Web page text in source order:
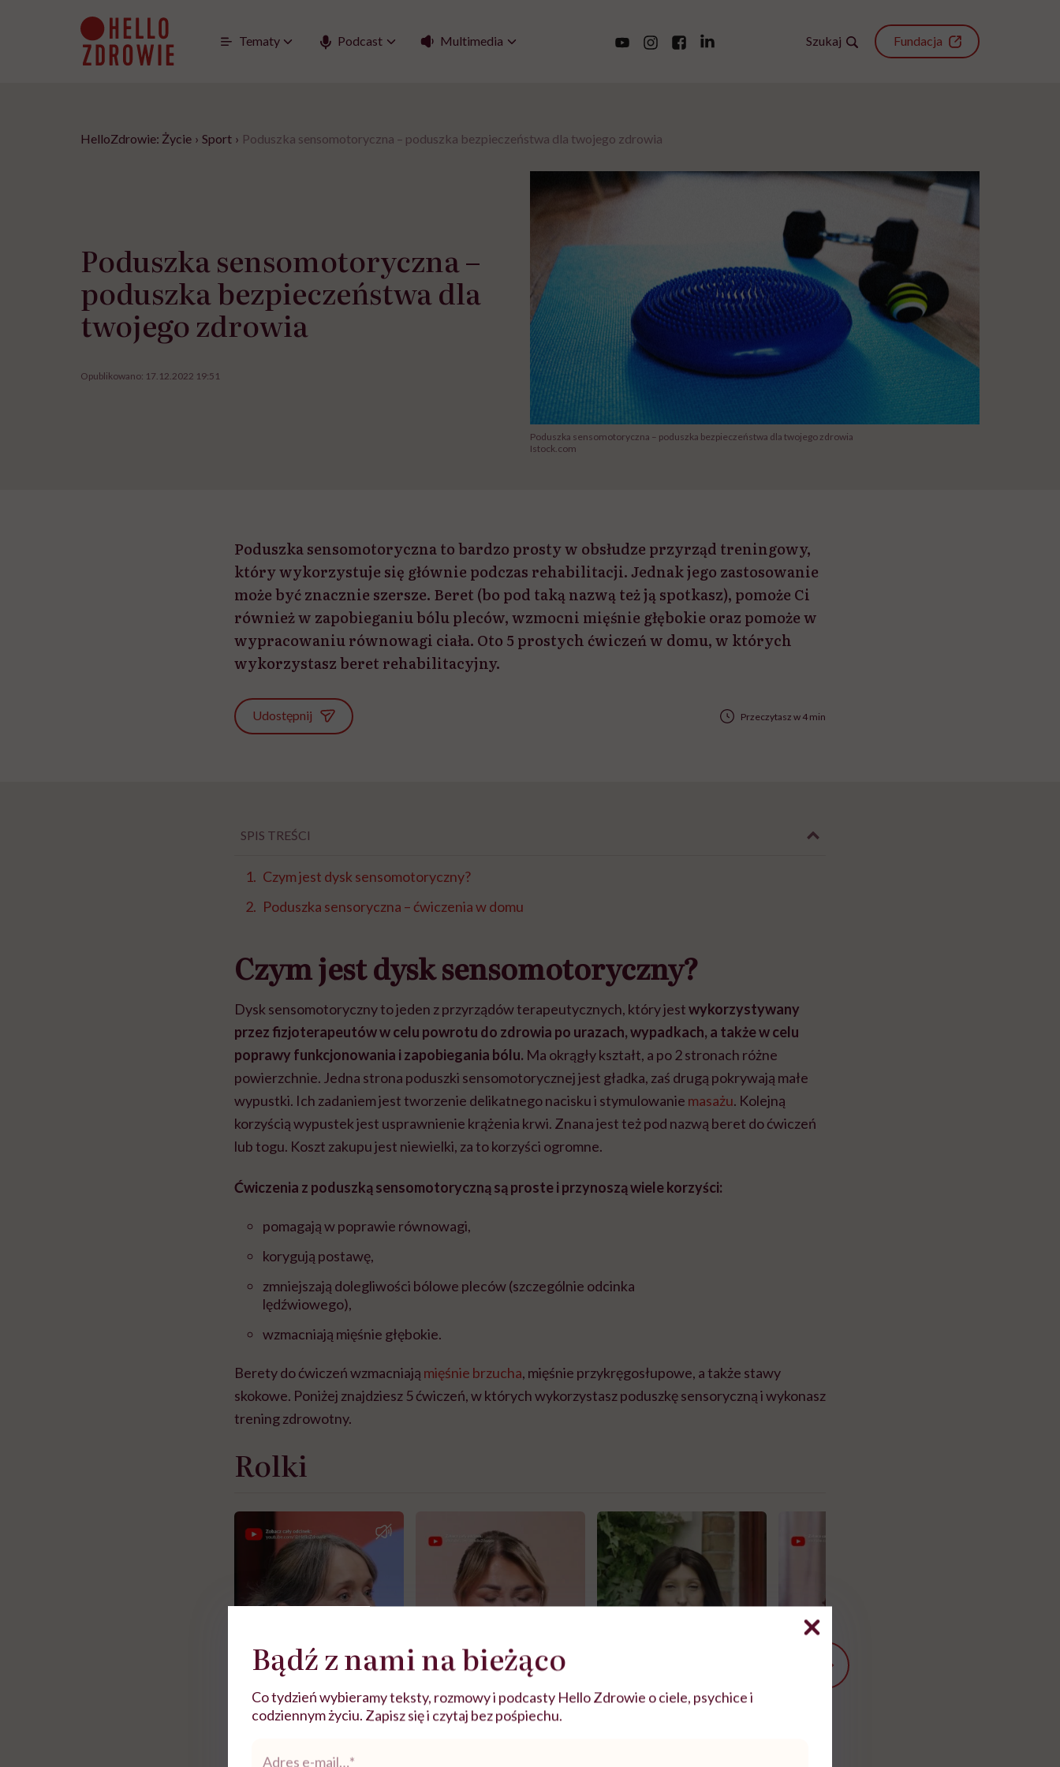
Tematy Podcast Multimedia Szukaj Fundacja
HelloZdrowie: Życie › Sport › Poduszka sensomotoryczna – poduszka bezpieczeństwa dla twojego zdrowia
Poduszka sensomotoryczna –
poduszka bezpieczeństwa dla
twojego zdrowia
Opublikowano: 17.12.2022 19:51
Poduszka sensomotoryczna – poduszka bezpieczeństwa dla twojego zdrowia
Istock.com
Poduszka sensomotoryczna to bardzo prosty w obsłudze przyrząd treningowy,
który wykorzystuje się głównie podczas rehabilitacji. Jednak jego zastosowanie
może być znacznie szersze. Beret (bo pod taką nazwą też ją spotkasz), pomoże Ci
również w zapobieganiu bólu pleców, wzmocni mięśnie głębokie oraz pomoże w
wypracowaniu równowagi ciała. Oto 5 prostych ćwiczeń w domu, w których
wykorzystasz beret rehabilitacyjny.
Udostępnij Przeczytasz w 4 min
SPIS TREŚCI
Czym jest dysk sensomotoryczny?
Poduszka sensoryczna – ćwiczenia w domu
Czym jest dysk sensomotoryczny?
Dysk sensomotoryczny to jeden z przyrządów terapeutycznych, który jestwykorzystywany
przez fizjoterapeutów w celu powrotu do zdrowia po urazach, wypadkach, a także w celu
poprawy funkcjonowania i zapobiegania bólu. Ma okrągły kształt, a po 2 stronach różne
powierzchnie. Jedna strona poduszki sensomotorycznej jest gładka, zaś drugą pokrywają małe
wypustki. Ich zadaniem jest tworzenie delikatnego nacisku i stymulowanie masażu. Kolejną
korzyścią wypustek jest usprawnienie krążenia krwi. Znana jest też pod nazwą beret do ćwiczeń
lub togu. Koszt zakupu jest niewielki, za to korzyści ogromne.
Ćwiczenia z poduszkąsensomotoryczną są proste i przynoszą wiele korzyści:
pomagają w poprawie równowagi,
korygują postawę,
zmniejszają dolegliwości bólowe pleców (szczególnie odcinka
lędźwiowego),
wzmacniają mięśnie głębokie.
Berety do ćwiczeń wzmacniają mięśnie brzucha, mięśnie przykręgosłupowe, a także stawy
skokowe. Poniżej znajdziesz 5 ćwiczeń, w których wykorzystasz poduszkę sensorycznąi wykonasz
trening zdrowotny.
Rolki
Bądź z nami na bieżąco
Co tydzień wybieramy teksty, rozmowy i podcasty Hello Zdrowie o ciele, psychice i
codziennym życiu. Zapisz się i czytaj bez pośpiechu.